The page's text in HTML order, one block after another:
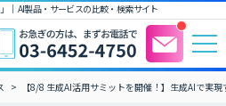
｜ AI製品・サービスの比較・検索サイト
【8/8 生成AI活用サミットを開催！】生成AIで実